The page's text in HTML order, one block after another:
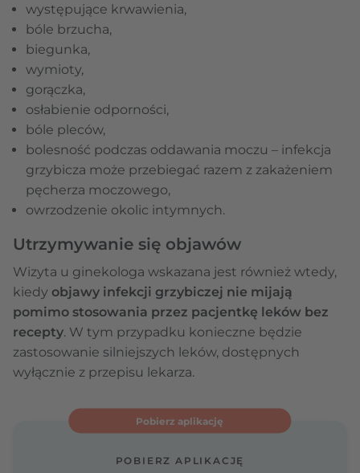
występujące krwawienia,
bóle brzucha,
biegunka,
wymioty,
gorączka,
osłabienie odporności,
bóle pleców,
bolesność podczas oddawania moczu – infekcja
grzybicza może przebiegać razem z zakażeniem
pęcherza moczowego,
owrzodzenie okolic intymnych.
Utrzymywanie się objawów
Wizyta u ginekologa wskazana jest również wtedy,
kiedy objawy infekcji grzybiczej nie mijają
pomimo stosowania przez pacjentkę leków bez
recepty. W tym przypadku konieczne będzie
zastosowanie silniejszych leków, dostępnych
wyłącznie z przepisu lekarza.
Pobierz aplikację
POBIERZ APLIKACJĘ